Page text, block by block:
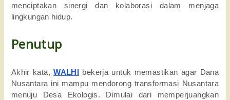
menciptakan sinergi dan kolaborasi dalam menjaga
lingkungan hidup.
Penutup
Akhir kata, WALHI
bekerja untuk memastikan agar Dana
Nusantara ini mampu mendorong transformasi Nusantara
menuju Desa Ekologis. Dimulai dari memperjuangkan